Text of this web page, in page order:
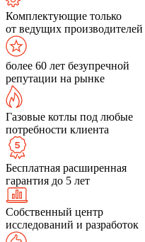
Комплектующие только
от ведущих производителей
более 60 лет безупречной
репутации на рынке
Газовые котлы под любые
потребности клиента
Бесплатная расширенная
гарантия до 5 лет
Собственный центр
исследований и разработок